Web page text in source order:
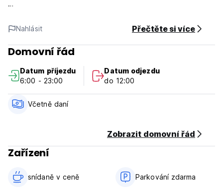
The hostel offer a 24 hr recepcion, tourist information and
monkey exchange.
Andes.
Hostal Restaurante Toro Toro Policy and Conditions:
Check in from 06.00 to 24.00
Payment upon arrival by cash
Nahlásit Přečtěte si více
Domovní řád
Datum příjezdu
6:00 - 23:00
Datum odjezdu
do 12:00
Včetně daní
Zobrazit domovní řád
Zařízení
snídaně v ceně‎ Parkování zdarma